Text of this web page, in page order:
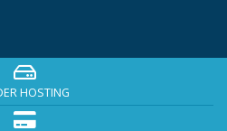
HOSTING